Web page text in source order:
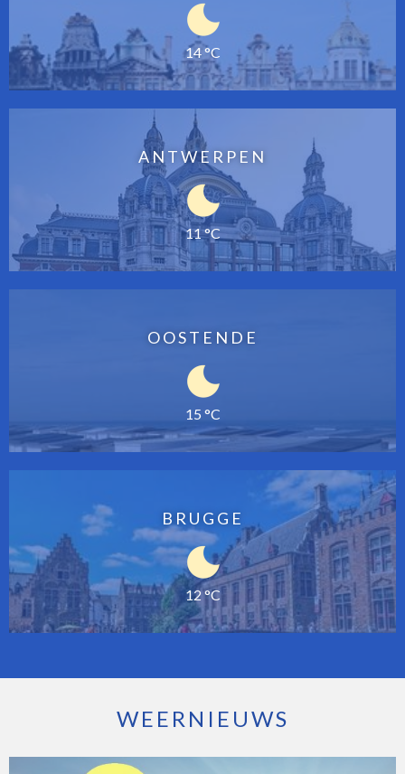
14 °C
ANTWERPEN
11 °C
OOSTENDE
15 °C
BRUGGE
12 °C
WEERNIEUWS